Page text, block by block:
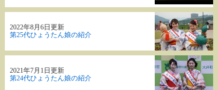
2022年8月6日更新
第25代ひょうたん娘の紹介
2021年7月1日更新
第24代ひょうたん娘の紹介